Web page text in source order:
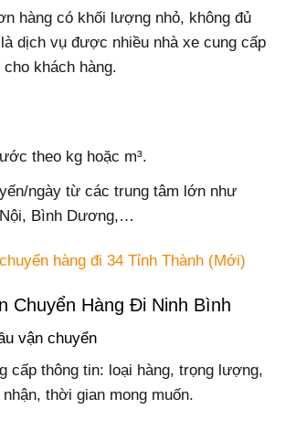
hàng có khối lượng nhỏ, không đủ
dịch vụ được nhiều nhà xe cung cấp
khách hàng.
theo kg hoặc m³.
ngày từ các trung tâm lớn như
Bình Dương,…
hàng đi 34 Tỉnh Thành (Mới)
Chuyển Hàng Đi Ninh Bình
vận chuyển
cấp thông tin: loại hàng, trọng lượng,
thời gian mong muốn.